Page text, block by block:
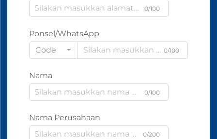
0/100
Ponsel/WhatsApp
Code
0/100
Nama
0/100
Nama Perusahaan
0/200